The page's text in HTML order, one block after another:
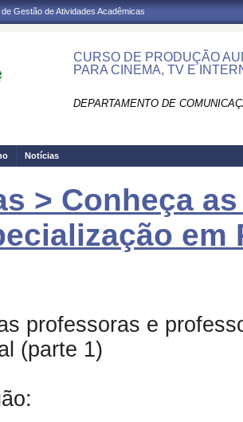
Gestão de Atividades Acadêmicas
CURSO DE PRODUÇÃO
PARA CINEMA, TV E
DEPARTAMENTO DE
Notícias
> Conheça
professoras e
(parte 1)